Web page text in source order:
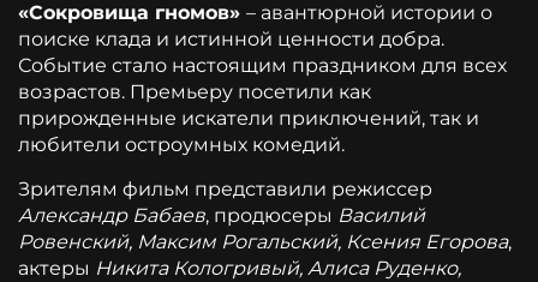
«Сокровища гномов» – авантюрной истории о
поиске клада и истинной ценности добра.
Событие стало настоящим праздником для всех
возрастов. Премьеру посетили как
прирожденные искатели приключений, так и
любители остроумных комедий.
Зрителям фильм представили режиссер
Александр Бабаев, продюсеры Василий
Ровенский, Максим Рогальский, Ксения Егорова,
актеры Никита Кологривый, Алиса Руденко,